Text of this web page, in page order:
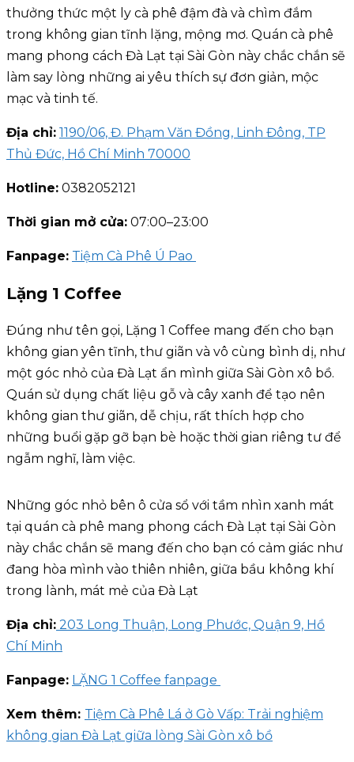
thưởng thức một ly cà phê đậm đà và chìm đắm
trong không gian tĩnh lặng, mộng mơ. Quán cà phê
mang phong cách Đà Lạt tại Sài Gòn này chắc chắn sẽ
làm say lòng những ai yêu thích sự đơn giản, mộc
mạc và tinh tế.
Địa chỉ: 1190/06, Đ. Phạm Văn Đồng, Linh Đông, TP
Thủ Đức, Hồ Chí Minh 70000
Hotline: 0382052121
Thời gian mở cửa: 07:00–23:00
Fanpage: Tiệm Cà Phê Ú Pao
Lặng 1 Coffee
Đúng như tên gọi, Lặng 1 Coffee mang đến cho bạn
không gian yên tĩnh, thư giãn và vô cùng bình dị, như
một góc nhỏ của Đà Lạt ẩn mình giữa Sài Gòn xô bồ.
Quán sử dụng chất liệu gỗ và cây xanh để tạo nên
không gian thư giãn, dễ chịu, rất thích hợp cho
những buổi gặp gỡ bạn bè hoặc thời gian riêng tư để
ngẫm nghĩ, làm việc.
Những góc nhỏ bên ô cửa sổ với tầm nhìn xanh mát
tại quán cà phê mang phong cách Đà Lạt tại Sài Gòn
này chắc chắn sẽ mang đến cho bạn có cảm giác như
đang hòa mình vào thiên nhiên, giữa bầu không khí
trong lành, mát mẻ của Đà Lạt
Địa chỉ: 203 Long Thuận, Long Phước, Quận 9, Hồ
Chí Minh
Fanpage: LẶNG 1 Coffee fanpage
Xem thêm: Tiệm Cà Phê Lá ở Gò Vấp: Trải nghiệm
không gian Đà Lạt giữa lòng Sài Gòn xô bồ